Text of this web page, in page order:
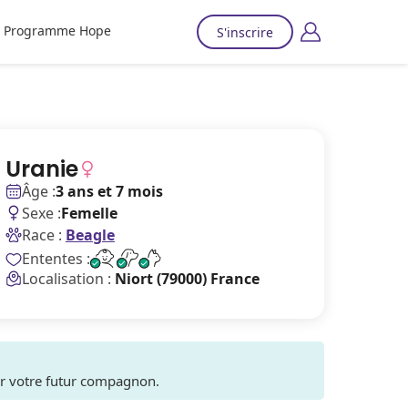
Programme Hope S'inscrire
Uranie
Âge :3 ans et 7 mois
Sexe :Femelle
Race : Beagle
Ententes :
Localisation : Niort (79000) France
votre futur compagnon.